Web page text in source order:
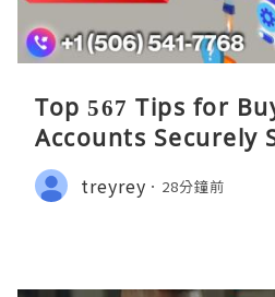
Top 567 Tips for
Accounts Securely
treyrey 28分鐘前